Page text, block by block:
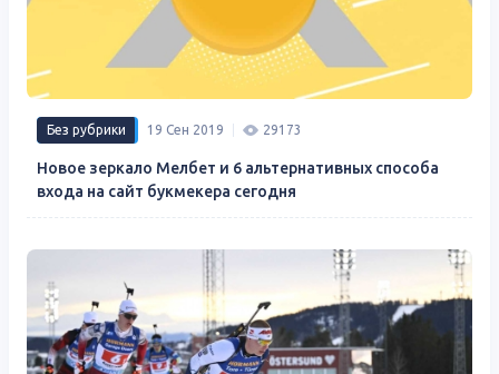
Без рубрики 19 Сен 2019 29173
Новое зеркало Мелбет и 6 альтернативных способа
входа на сайт букмекера сегодня